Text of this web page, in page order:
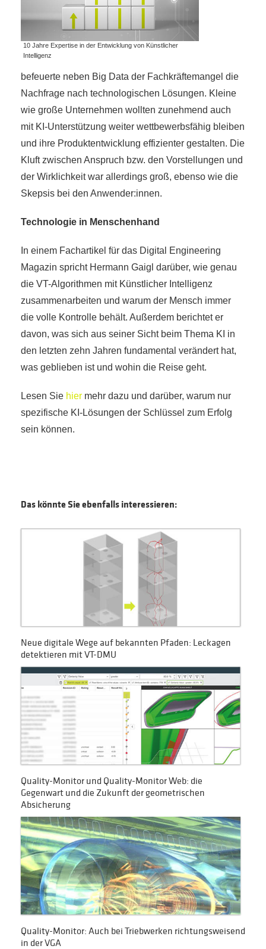
10 Jahre Expertise in der Entwicklung von Künstlicher
Intelligenz
befeuerte neben Big Data der Fachkräftemangel die
Nachfrage nach technologischen Lösungen. Kleine
wie große Unternehmen wollten zunehmend auch
mit KI-Unterstützung weiter wettbewerbsfähig bleiben
und ihre Produktentwicklung effizienter gestalten. Die
Kluft zwischen Anspruch bzw. den Vorstellungen und
der Wirklichkeit war allerdings groß, ebenso wie die
Skepsis bei den Anwender:innen.
Technologie in Menschenhand
In einem Fachartikel für das Digital Engineering
Magazin spricht Hermann Gaigl darüber, wie genau
die VT-Algorithmen mit Künstlicher Intelligenz
zusammenarbeiten und warum der Mensch immer
die volle Kontrolle behält. Außerdem berichtet er
davon, was sich aus seiner Sicht beim Thema KI in
den letzten zehn Jahren fundamental verändert hat,
was geblieben ist und wohin die Reise geht.
Lesen Sie hier mehr dazu und darüber, warum nur
spezifische KI-Lösungen der Schlüssel zum Erfolg
sein können.
Das könnte Sie ebenfalls interessieren:
Neue digitale Wege auf bekannten Pfaden: Leckagen
detektieren mit VT-DMU
Quality-Monitor und Quality-Monitor Web: die
Gegenwart und die Zukunft der geometrischen
Absicherung
Quality-Monitor: Auch bei Triebwerken richtungsweisend
in der VGA